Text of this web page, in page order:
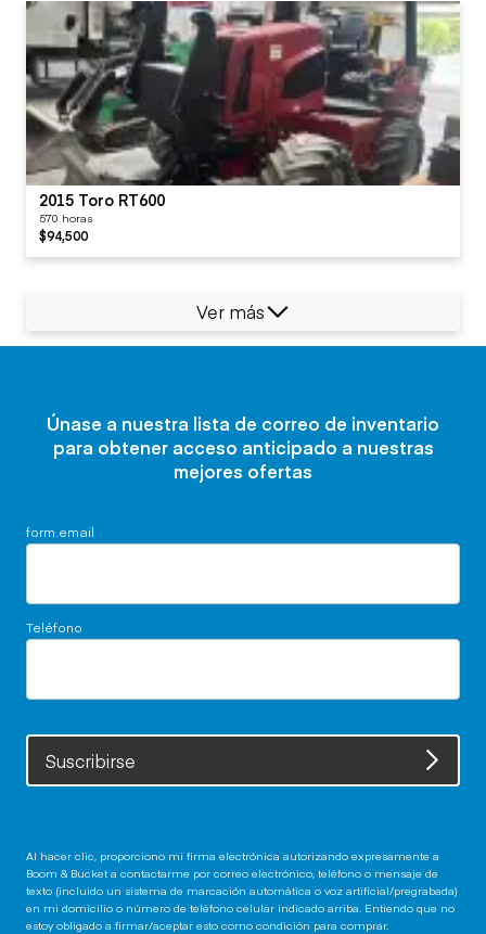
2015 Toro RT600
570 horas
$94,500
Ver más
Únase a nuestra lista de correo de inventario
para obtener acceso anticipado a nuestras
mejores ofertas
form.email
Teléfono
Suscribirse
Al hacer clic, proporciono mi firma electrónica autorizando expresamente a
Boom & Bucket a contactarme por correo electrónico, teléfono o mensaje de
texto (incluido un sistema de marcación automática o voz artificial/pregrabada)
en mi domicilio o número de teléfono celular indicado arriba. Entiendo que no
estoy obligado a firmar/aceptar esto como condición para comprar.